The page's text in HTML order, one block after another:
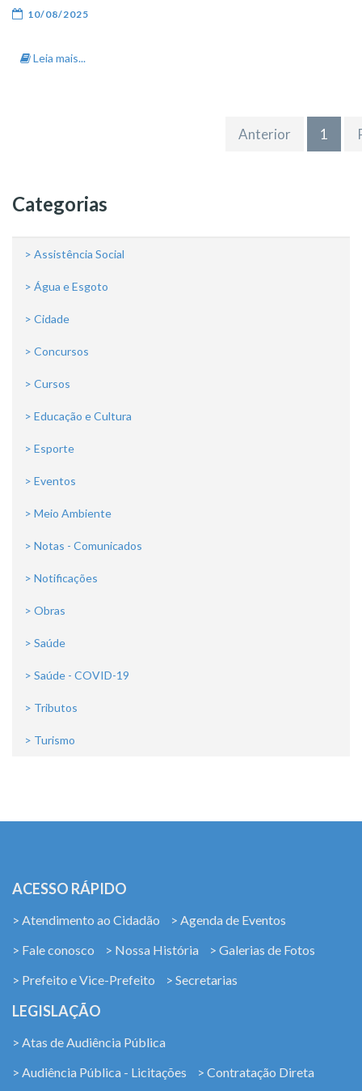
10/08/2025
Leia mais...
Anterior 1
Categorias
> Assistência Social
> Água e Esgoto
> Cidade
> Concursos
> Cursos
> Educação e Cultura
> Esporte
> Eventos
> Meio Ambiente
> Notas - Comunicados
> Notificações
> Obras
> Saúde
> Saúde - COVID-19
> Tributos
> Turismo
ACESSO RÁPIDO
> Atendimento ao Cidadão
> Agenda de Eventos
> Fale conosco
> Nossa História
> Galerias de Fotos
> Prefeito e Vice-Prefeito
> Secretarias
LEGISLAÇÃO
> Atas de Audiência Pública
> Audiência Pública - Licitações
> Contratação Direta